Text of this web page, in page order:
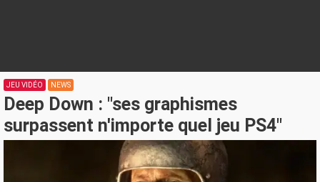
JEU VIDÉO NEWS
Deep Down : "ses graphismes
surpassent n'importe quel jeu PS4"